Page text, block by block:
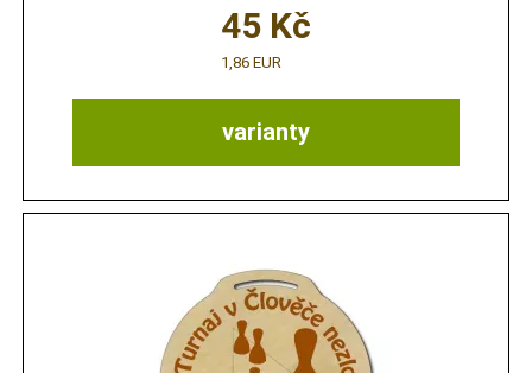
varianty
45 Kč
1,86 EUR